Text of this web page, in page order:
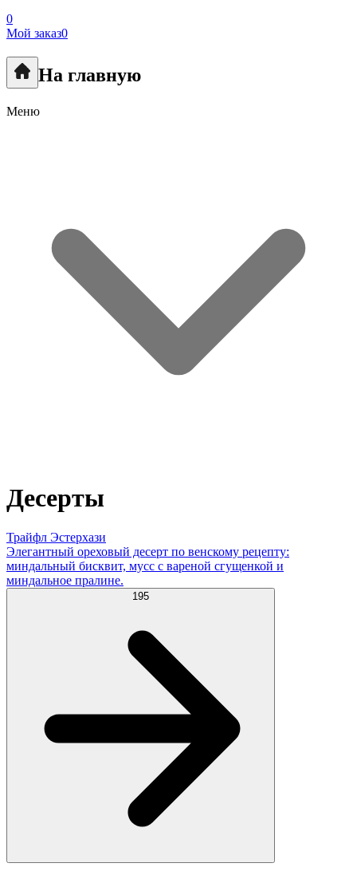
0
Мой заказ0
На главную
Меню
Десерты
Трайфл Эстерхази
Элегантный ореховый десерт по венскому рецепту:
миндальный бисквит, мусс с вареной сгущенкой и
миндальное пралине.
195